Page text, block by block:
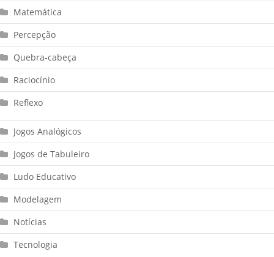
Matemática
Percepção
Quebra-cabeça
Raciocínio
Reflexo
Jogos Analógicos
Jogos de Tabuleiro
Ludo Educativo
Modelagem
Notícias
Tecnologia